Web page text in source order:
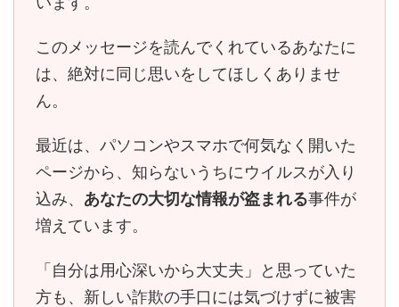
このメッセージを読んでくれているあなたに
は、 絶対に同じ思いをしてほしくありませ
ん。
最近は、パソコンやスマホで何気なく開いた
ページから、知らないうちにウイルスが入り
込み、 あなたの大切な情報が盗まれる事件が
増えています。
「自分は用心深いから大丈夫」と思っていた
方も、 新しい詐欺の手口には気づけずに被害